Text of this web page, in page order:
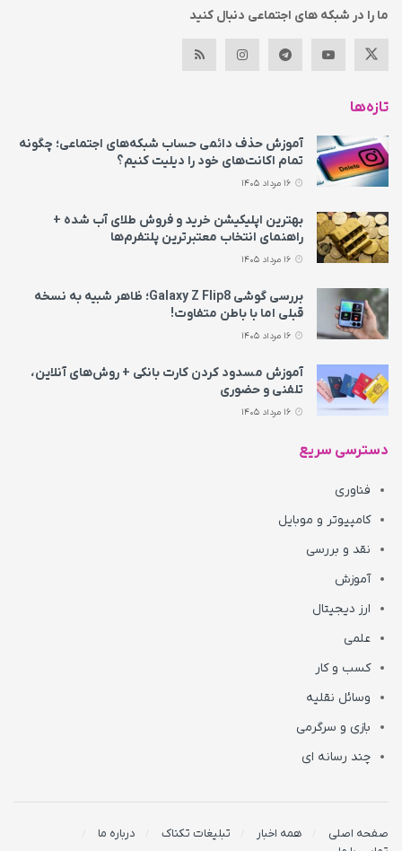
ما را در شبکه های اجتماعی دنبال کنید
تازه‌ها
آموزش حذف دائمی حساب شبکه‌های اجتماعی؛ چگونه
تمام اکانت‌های خود را دیلیت کنیم؟
بهترین اپلیکیشن خرید و فروش طلای آب شده +
راهنمای انتخاب معتبرترین پلتفرم‌ها
بررسی گوشی Galaxy Z Flip8؛ ظاهر شبیه به نسخه
قبلی اما با باطن متفاوت!
آموزش مسدود کردن کارت بانکی + روش‌های آنلاین،
تلفنی و حضوری
دسترسی سریع
فناوری
کامپیوتر و موبایل
نقد و بررسی
آموزش
ارز دیجیتال
علمی
کسب و کار
وسائل نقلیه
بازی و سرگرمی
چند رسانه ای
صفحه اصلی همه اخبار تبلیغات تکناک
درباره ما